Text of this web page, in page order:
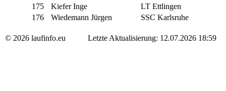
175
Kiefer Inge
LT Ettlingen
176
Wiedemann Jürgen SSC Karlsruhe
© 2026 laufinfo.eu Letzte Aktualisierung: 12.07.2026